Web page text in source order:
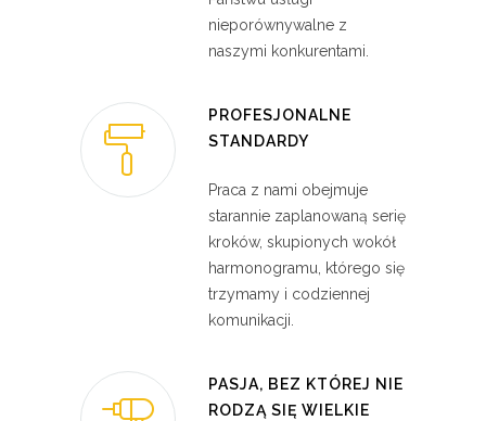
nieporównywalne z
naszymi konkurentami.
PROFESJONALNE
STANDARDY
Praca z nami obejmuje
starannie zaplanowaną serię
kroków, skupionych wokół
harmonogramu, którego się
trzymamy i codziennej
komunikacji.
PASJA, BEZ KTÓREJ NIE
RODZĄ SIĘ WIELKIE